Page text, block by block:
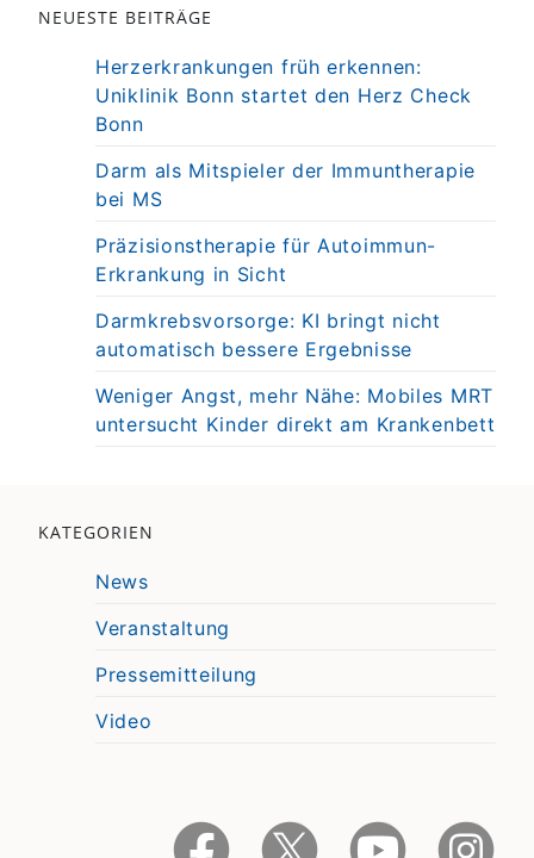
NEUESTE BEITRÄGE
Herzerkrankungen früh erkennen:
Uniklinik Bonn startet den Herz Check
Bonn
Darm als Mitspieler der Immuntherapie
bei MS
Präzisionstherapie für Autoimmun-
Erkrankung in Sicht
Darmkrebsvorsorge: KI bringt nicht
automatisch bessere Ergebnisse
Weniger Angst, mehr Nähe: Mobiles MRT
untersucht Kinder direkt am Krankenbett
KATEGORIEN
News
Veranstaltung
Pressemitteilung
Video